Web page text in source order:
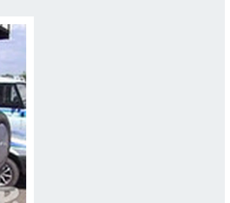
ЖЕНЩИНЫ В ПРОФЕССИИ